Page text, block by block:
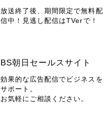
放送終了後、期間限定で無料配
信中！見逃し配信はTVerで！
BS朝日セールスサイト
効果的な広告配信でビジネスを
サポート。
お気軽にご相談ください。